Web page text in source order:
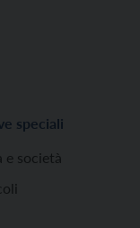
speciali
e società